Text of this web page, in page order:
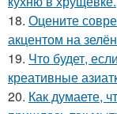
18. Оцените
акцентом на
19. Что будет,
креативные
20. Как думаете,